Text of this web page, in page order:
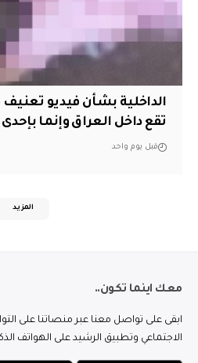
الداخلية بشأن فيديو تعنيف
تقع داخل العراق وإنما بإحدى
قبل يوم واحد
المزيد
معك اينما تكون..
ابقى على تواصل معنا عبر منصاتنا على
الاجتماعي وتطبيق الرشيد على الهواتف